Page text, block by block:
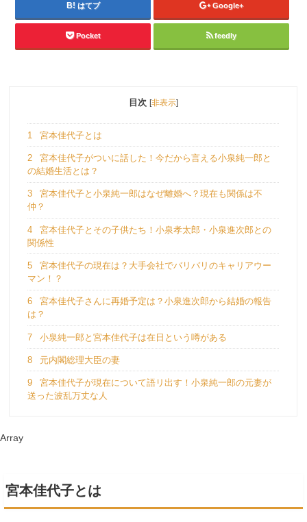
はてブ Google+
Pocket feedly
目次 [非表示]
1 宮本佳代子とは
2
宮本佳代子がついに話した！今だから言える小泉純一郎と
の結婚生活とは？
3
宮本佳代子と小泉純一郎はなぜ離婚へ？現在も関係は不
仲？
4
宮本佳代子とその子供たち！小泉孝太郎・小泉進次郎との
関係性
5
宮本佳代子の現在は？大手会社でバリバリのキャリアウー
マン！？
6
宮本佳代子さんに再婚予定は？小泉進次郎から結婚の報告
は？
7 小泉純一郎と宮本佳代子は在日という噂がある
8 元内閣総理大臣の妻
9
宮本佳代子が現在について語リ出す！小泉純一郎の元妻が
送った波乱万丈な人
Array
宮本佳代子とは